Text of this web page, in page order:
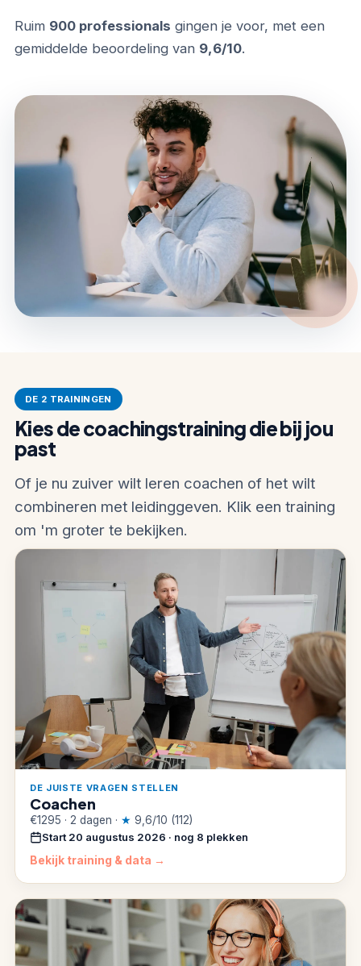
Ruim 900 professionals gingen je voor, met een
gemiddelde beoordeling van 9,6/10.
DE 2 TRAININGEN
Kies de coachingstraining die bij jou
past
Of je nu zuiver wilt leren coachen of het wilt
combineren met leidinggeven. Klik een training
om 'm groter te bekijken.
DE JUISTE VRAGEN STELLEN
Coachen
€1295 · 2 dagen · ★ 9,6/10 (112)
Start 20 augustus 2026 · nog 8 plekken
Bekijk training & data →